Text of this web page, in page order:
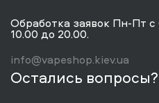
Обработка заявок Пн-Пт с
10.00 до 20.00.
info@vapeshop.kiev.ua
Остались вопросы?